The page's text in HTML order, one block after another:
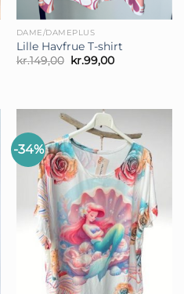
DAME/DAMEPLUS
Lille Havfrue T-shirt
kr.149,00 Den
oprindelige
kr.99,00Den
-34%